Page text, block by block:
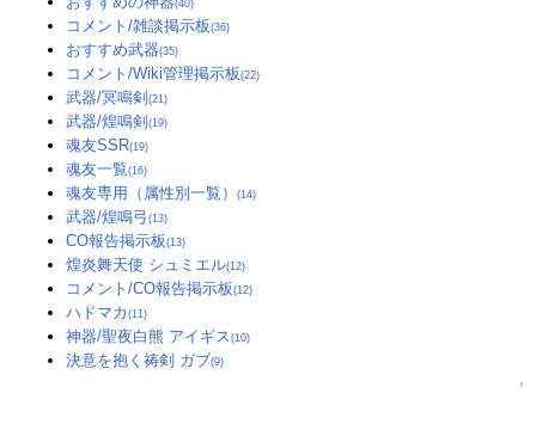
(40)
コメント/雑談掲示板(36)
おすすめ武器(35)
コメント/Wiki管理掲示板(22)
武器/冥鳴剣 (21)
武器/煌鳴剣 (19)
魂友SSR(19)
魂友一覧(16)
魂友専用（属性別一覧） (14)
武器/煌鳴弓 (13)
CO報告掲示板(13)
煌炎舞天使 シュミエル(12)
コメント/CO報告掲示板(12)
ハドマカ (11)
神器/聖夜白熊 アイギス(10)
決意を抱く祷剣 ガブ(9)
↑